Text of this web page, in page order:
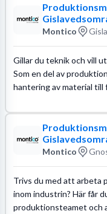
Montico
Gillar du teknik och vill
Som en del av
hantering av material till
Montico
Trivs du med att arbeta
inom industrin? Här får
produktionsteamet och